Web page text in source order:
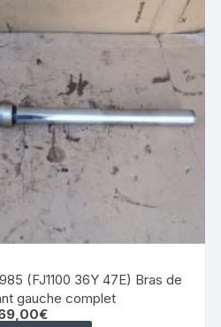
(FJ1100 36Y 47E) Bras de
gauche complet
€